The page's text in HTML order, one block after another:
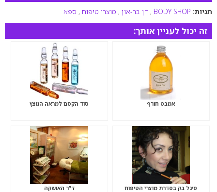
תגיות: BODY SHOP
, דן בר-און , מוצרי טיפוח , ספא
זה יכול לעניין אותך:
אמבט חורף סוד הקסם למראה הנוצץ
סיגל בק בסדרת מוצרי הטיפוח ד”ר האושקה